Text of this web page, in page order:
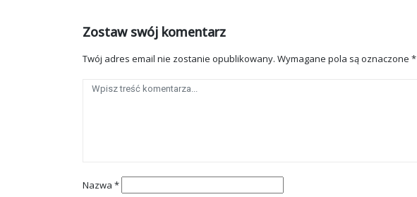
Zostaw swój komentarz
Twój adres email nie zostanie opublikowany. Wymagane pola są oznaczone *
Nazwa *